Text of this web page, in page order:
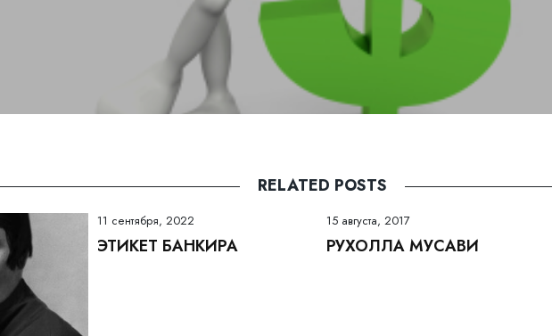
RELATED POSTS
11 сентября, 2022
ЭТИКЕТ БАНКИРА
15 августа, 2017
РУХОЛЛА МУСАВИ